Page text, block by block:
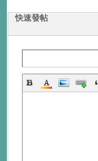
快速發帖